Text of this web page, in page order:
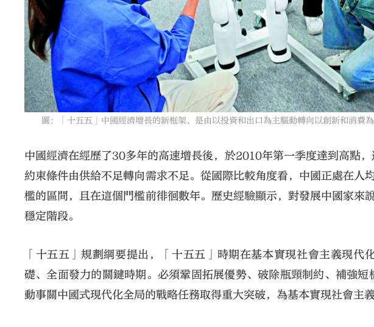
圖：「十五五」中國經濟增長的新框架，是由以投資和出口為主驅動轉向以創新和消費為
中國經濟在經歷了30多年的高速增長後，於2010年第一季度達到高點
約束條件由供給不足轉向需求不足。從國際比較角度看，中國正處在人
檻的區間，且在這個門檻前徘徊數年。歷史經驗顯示，對發展中國家來
穩定階段。
「十五五」規劃綱要提出，「十五五」時期在基本實現社會主義現
礎、全面發力的關鍵時期。必須鞏固拓展優勢、破除瓶頸制約、補強
動事關中國式現代化全局的戰略任務取得重大突破，為基本實現社會主